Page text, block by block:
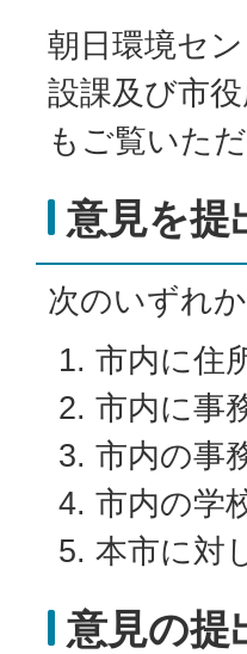
朝日環境セ
設課及び市
もご覧いた
意見を提
次のいずれ
市内に住
市内に事
市内の事
市内の学
本市に対
意見の提